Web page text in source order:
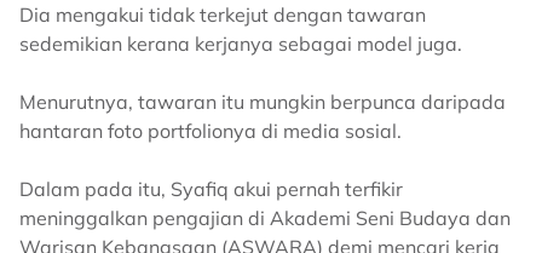
Dia mengakui tidak terkejut dengan tawaran
sedemikian kerana kerjanya sebagai model juga.
Menurutnya, tawaran itu mungkin berpunca daripada
hantaran foto portfolionya di media sosial.
Dalam pada itu, Syafiq akui pernah terfikir
meninggalkan pengajian di Akademi Seni Budaya dan
Warisan Kebangsaan (ASWARA) demi mencari kerja